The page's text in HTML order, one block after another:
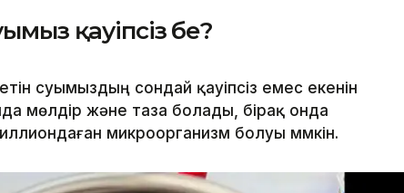
қауіпсіз бе?
суымыздың сондай қауіпсіз емес екенін
мөлдір және таза болады, бірақ онда
микроорганизм болуы мүмкін.